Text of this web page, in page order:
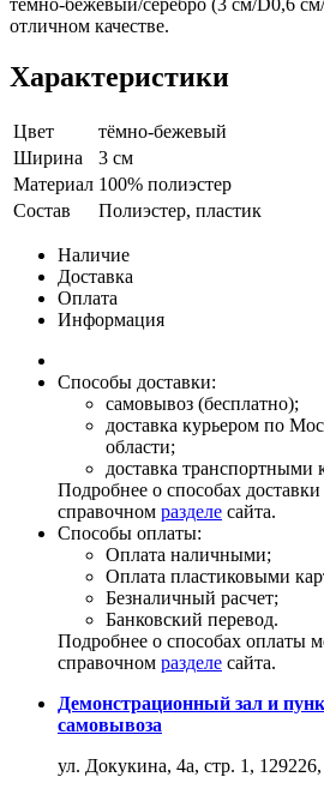
темно-бежевый/серебро (3 см/D0,6
отличном качестве.
Характеристики
Цвет
тёмно-бежевый
Ширина
3 см
Материал 100% полиэстер
Состав
Полиэстер, пластик
Наличие
Доставка
Оплата
Информация
Способы доставки:
самовывоз (бесплатно);
доставка курьером по
области;
доставка
Подробнее о способах
справочном разделе сайта.
Способы оплаты:
Оплата наличными;
Оплата пластиковыми
Безналичный расчет;
Банковский перевод.
Подробнее о способах оплаты
справочном разделе сайта.
Демонстрационный зал и
самовывоза
ул. Докукина, 4а, стр. 1,